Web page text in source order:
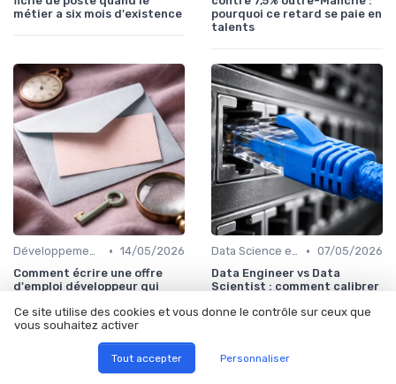
métier a six mois d'existence
pourquoi ce retard se paie en
talents
Développement Web et Mobile • 14/05/2026
Comment écrire une offre
d'emploi développeur qui
passif
Data Science et Analytique • 07/05/2026
Data Engineer vs Data
Scientist : comment calibrer
poste
Ce site utilise des cookies et vous donne le contrôle sur ceux que
vous souhaitez activer
Tout accepter Personnaliser